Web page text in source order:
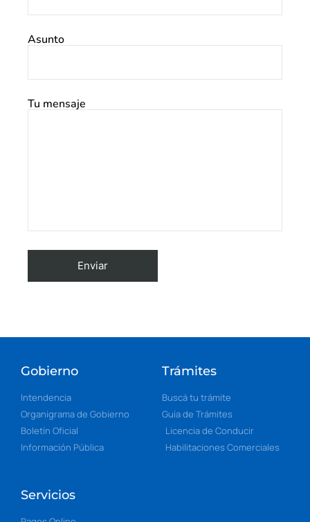
Asunto
Tu mensaje
Gobierno
Intendencia
Organigrama de Gobierno
Boletín Oficial
Información Pública
Trámites
Buscá tu trámite
Guía de Trámites
Licencia de Conducir
Habilitaciones Comerciales
Servicios